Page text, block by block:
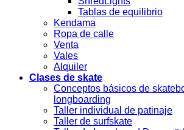
Tablas de equilibrio
Kendama
Ropa de calle
Venta
Vales
Alquiler
Clases de skate
Conceptos básicos de
longboarding
Taller individual de patinaje
Taller de surfskate